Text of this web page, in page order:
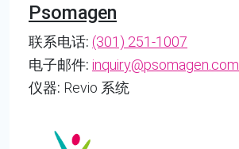
Psomagen
联系电话: (301) 251-1007
电子邮件: inquiry@psomagen.com
仪器: Revio 系统